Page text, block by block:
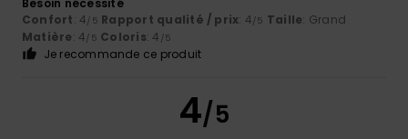
Besoin nécessité
Confort: 4/5 Rapport qualité / prix: 4/5 Taille: Grand
Matière: 4/5 Coloris: 4 /5
Je recommande ce produit
4/5